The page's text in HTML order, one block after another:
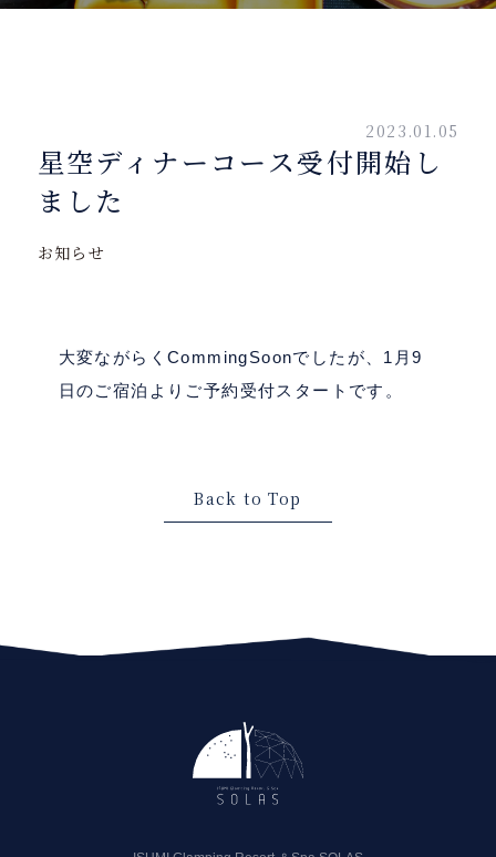
2023.01.05
星空ディナーコース受付開始し
ました
お知らせ
大変ながらくCommingSoonでしたが、1月9
日のご宿泊よりご予約受付スタートです。
Back to Top